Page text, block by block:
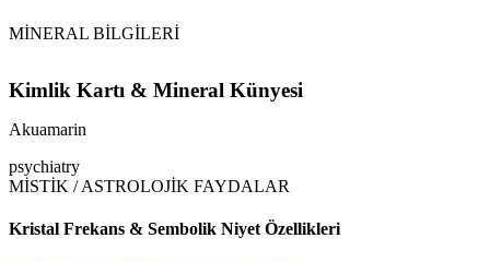
MİNERAL BİLGİLERİ
Kimlik Kartı & Mineral Künyesi
Akuamarin
psychiatry
MİSTİK / ASTROLOJİK FAYDALAR
Kristal Frekans & Sembolik Niyet Özellikleri